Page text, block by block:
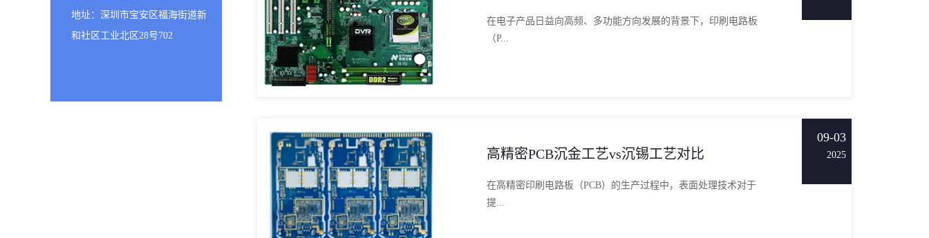
地址：深圳市宝安区福海街道新
和社区工业北区28号702
在电子产品日益向高频、多功能方向发展的背景下，印刷电路板
（P...
高精密PCB沉金工艺vs沉锡工艺对比
在高精密印刷电路板（PCB）的生产过程中，表面处理技术对于
提...
09-03
2025